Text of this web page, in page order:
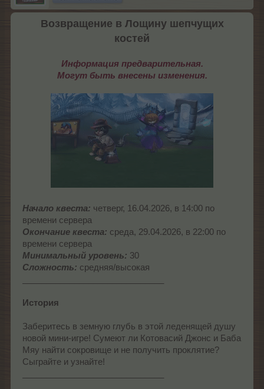
Возвращение в Лощину шепчущих
костей
Информация предварительная.
Могут быть внесены изменения.
Начало квеста: четверг, 16.04.2026, в 14:00 по
времени сервера
Окончание квеста: среда, 29.04.2026, в 22:00 по
времени сервера
Минимальный уровень: 30
Сложность: средняя/высокая
История
Заберитесь в земную глубь в этой леденящей душу
новой мини-игре! Сумеют ли Котовасий Джонс и Баба
Мяу найти сокровище и не получить проклятие?
Сыграйте и узнайте!